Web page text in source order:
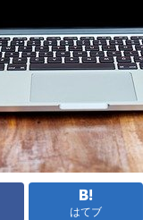
はてブ